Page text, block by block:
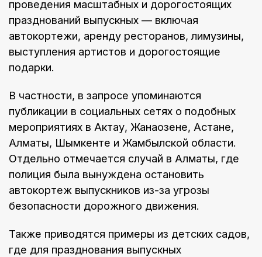
проведения масштабных и дорогостоящих
празднований выпускных — включая
автокортежи, аренду ресторанов, лимузины,
выступления артистов и дорогостоящие
подарки.
В частности, в запросе упоминаются
публикации в социальных сетях о подобных
мероприятиях в Актау, Жанаозене, Астане,
Алматы, Шымкенте и Жамбылской области.
Отдельно отмечается случай в Алматы, где
полиция была вынуждена остановить
автокортеж выпускников из-за угрозы
безопасности дорожного движения.
Также приводятся примеры из детских садов,
где для празднования выпускных